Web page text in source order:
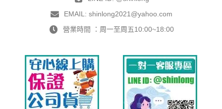
EMAIL: shinlong2021@yahoo.com
營業時間 ：周一至周五10:00~18:00